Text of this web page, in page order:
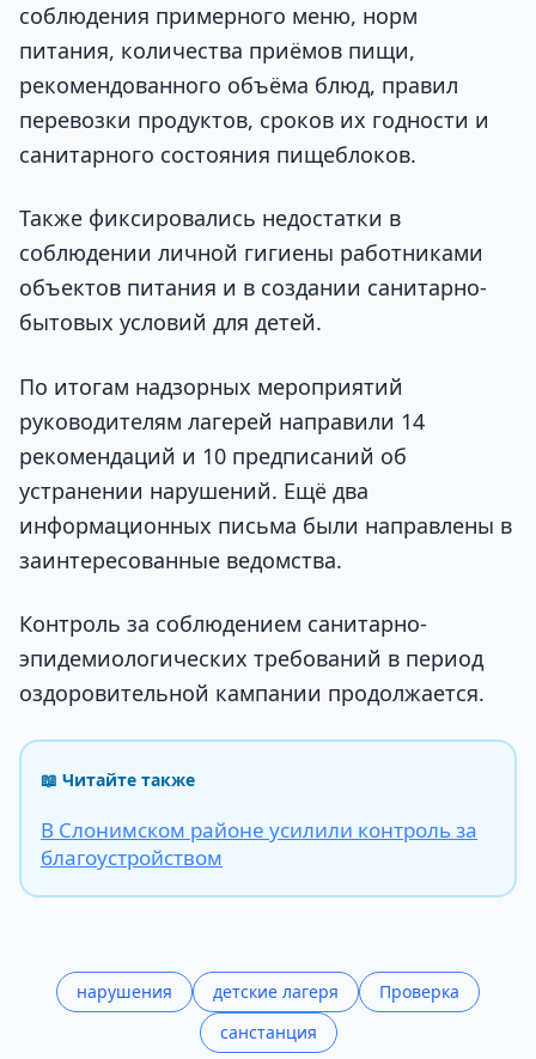
соблюдения примерного меню, норм
питания, количества приёмов пищи,
рекомендованного объёма блюд, правил
перевозки продуктов, сроков их годности и
санитарного состояния пищеблоков.
Также фиксировались недостатки в
соблюдении личной гигиены работниками
объектов питания и в создании санитарно-
бытовых условий для детей.
По итогам надзорных мероприятий
руководителям лагерей направили 14
рекомендаций и 10 предписаний об
устранении нарушений. Ещё два
информационных письма были направлены в
заинтересованные ведомства.
Контроль за соблюдением санитарно-
эпидемиологических требований в период
оздоровительной кампании продолжается.
📖 Читайте также
В Слонимском районе усилили контроль за
благоустройством
нарушения детские лагеря
Проверка
санстанция